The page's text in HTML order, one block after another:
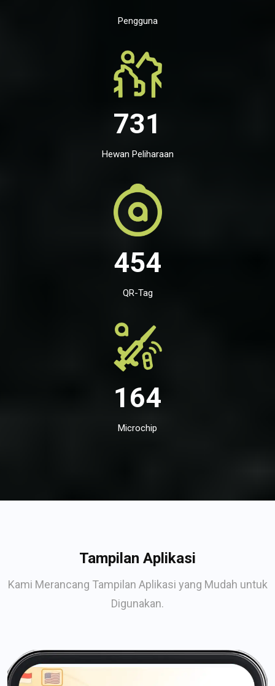
Pengguna
731
Hewan Peliharaan
454
QR-Tag
164
Microchip
Tampilan Aplikasi
Kami Merancang Tampilan Aplikasi yang Mudah untuk
Digunakan.